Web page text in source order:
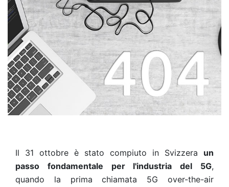
Il 31 ottobre è stato compiuto in Svizzera un
passo fondamentale per l'industria del 5G,
quando la prima chiamata 5G over-the-air